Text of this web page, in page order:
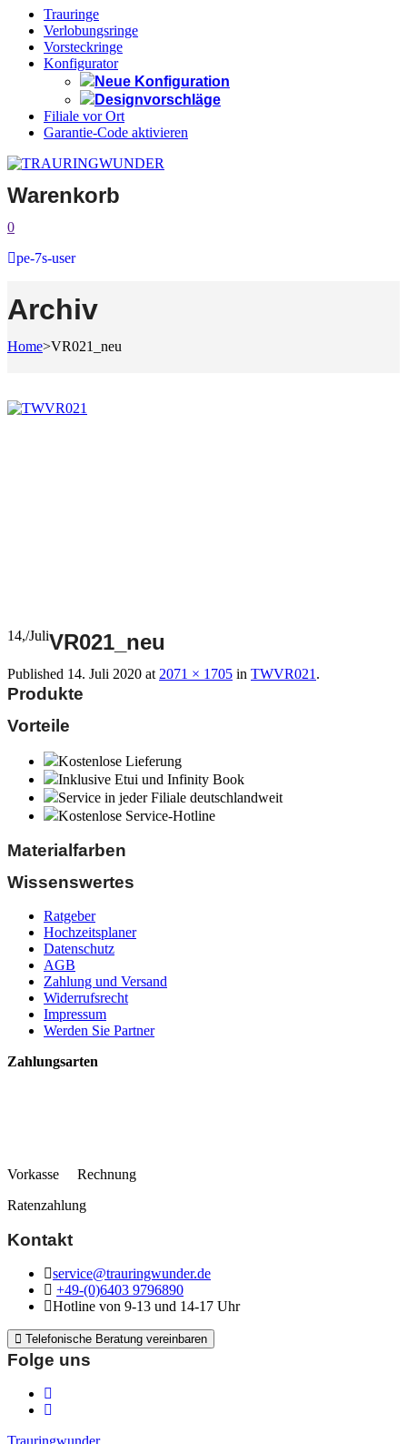
Trauringe
Verlobungsringe
Vorsteckringe
Konfigurator
Neue Konfiguration
Designvorschläge
Filiale vor Ort
Garantie-Code aktivieren
Warenkorb
0
pe-7s-user
Archiv
Home>VR021_neu
14,/JuliVR021_neu
Published 14. Juli 2020 at 2071 × 1705 in TWVR021 .
Produkte
Vorteile
Kostenlose Lieferung
Inklusive Etui und Infinity Book
Service in jeder Filiale deutschlandweit
Kostenlose Service-Hotline
Materialfarben
Wissenswertes
Ratgeber
Hochzeitsplaner
Datenschutz
AGB
Zahlung und Versand
Widerrufsrecht
Impressum
Werden Sie Partner
Zahlungsarten
Vorkasse Rechnung
Ratenzahlung
Kontakt
service@trauringwunder.de
+49-(0)6403 9796890
Hotline von 9-13 und 14-17 Uhr
Telefonische Beratung vereinbaren
Folge uns
Trauringwunder